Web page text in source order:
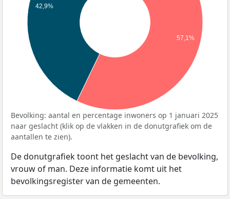
42,9%
57,1%
Bevolking: aantal en percentage inwoners op 1 januari 2025
naar geslacht (klik op de vlakken in de donutgrafiek om de
aantallen te zien).
De donutgrafiek toont het geslacht van de bevolking,
vrouw of man. Deze informatie komt uit het
bevolkingsregister van de gemeenten.